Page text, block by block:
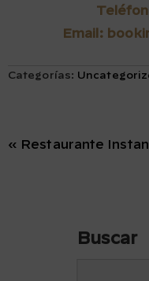
Email:
Categorías:
« Restaurante
Buscar